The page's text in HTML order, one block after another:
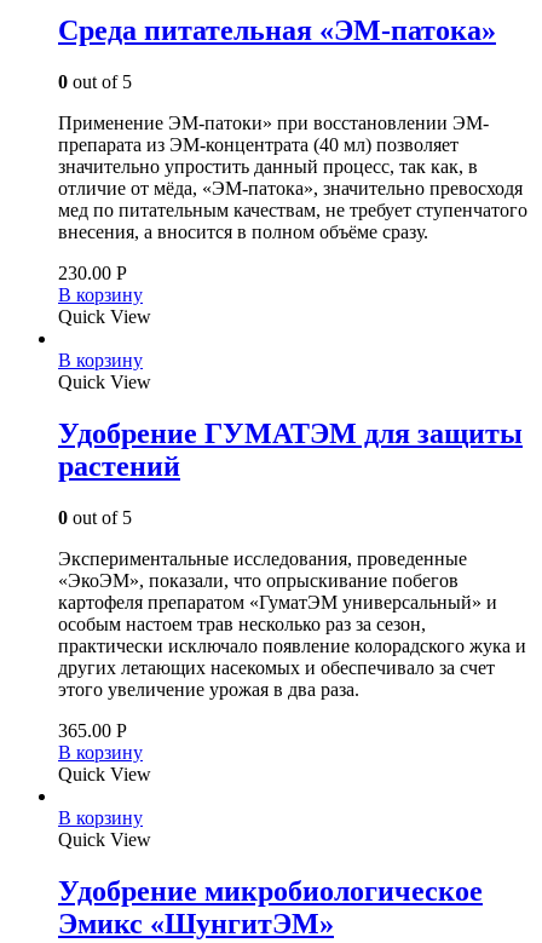
Среда питательная «ЭМ-патока»
0 out of 5
Применение ЭМ-патоки» при восстановлении ЭМ-
препарата из ЭМ-концентрата (40 мл) позволяет
значительно упростить данный процесс, так как, в
отличие от мёда, «ЭМ-патока», значительно превосходя
мед по питательным качествам, не требует ступенчатого
внесения, а вносится в полном объёме сразу.
230.00 Р
В корзину
Quick View
В корзину
Quick View
Удобрение ГУМАТЭМ для защиты
растений
0 out of 5
Экспериментальные исследования, проведенные
«ЭкоЭМ», показали, что опрыскивание побегов
картофеля препаратом «ГуматЭМ универсальный» и
особым настоем трав несколько раз за сезон,
практически исключало появление колорадского жука и
других летающих насекомых и обеспечивало за счет
этого увеличение урожая в два раза.
365.00 Р
В корзину
Quick View
В корзину
Quick View
Удобрение микробиологическое
Эмикс «ШунгитЭМ»